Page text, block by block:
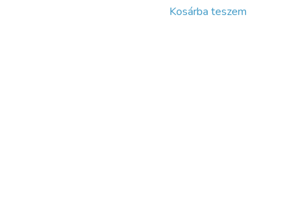
2000000 Ft.
Kosárba teszem